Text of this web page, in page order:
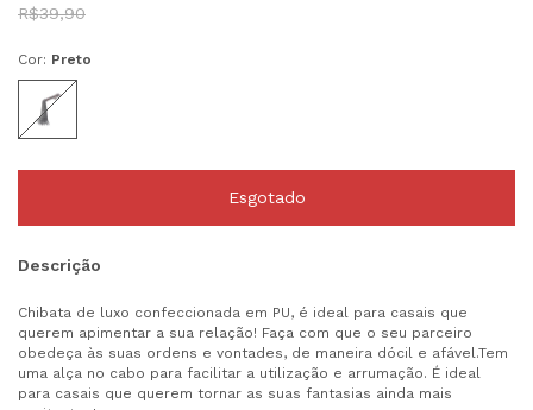
R$39,90
Cor: Preto
Descrição
Chibata de luxo confeccionada em PU, é ideal para casais que
querem apimentar a sua relação! Faça com que o seu parceiro
obedeça às suas ordens e vontades, de maneira dócil e afável.Tem
uma alça no cabo para facilitar a utilização e arrumação. É ideal
para casais que querem tornar as suas fantasias ainda mais